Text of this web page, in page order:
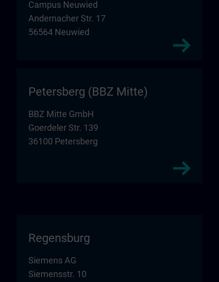
Campus Neuwied
Andernacher Str. 17
56564 Neuwied
Petersberg (BBZ Mitte)
BBZ Mitte GmbH
Goerdeler Str. 139
36100 Petersberg
Regensburg
Siemens AG
Siemensstr. 10